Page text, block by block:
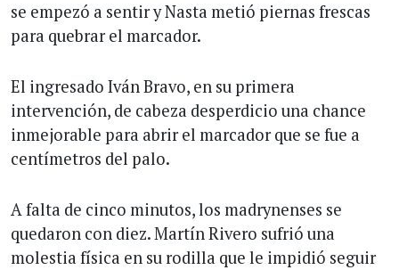
se empezó a sentir y Nasta metió piernas frescas
para quebrar el marcador.
El ingresado Iván Bravo, en su primera
intervención, de cabeza desperdicio una chance
inmejorable para abrir el marcador que se fue a
centímetros del palo.
A falta de cinco minutos, los madrynenses se
quedaron con diez. Martín Rivero sufrió una
molestia física en su rodilla que le impidió seguir